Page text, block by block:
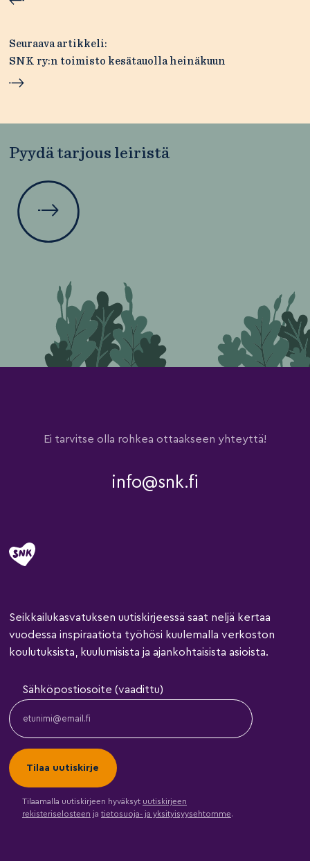
Seuraava artikkeli:
SNK ry:n toimisto kesätauolla heinäkuun
Pyydä tarjous leiristä
Ei tarvitse olla rohkea ottaakseen yhteyttä!
info@snk.fi
Seikkailukasvatuksen uutiskirjeessä saat neljä kertaa
vuodessa inspiraatiota työhösi kuulemalla verkoston
koulutuksista, kuulumisista ja ajankohtaisista asioista.
Sähköpostiosoite (vaadittu)
Tilaamalla uutiskirjeen hyväksyt uutiskirjeen
rekisteriselosteen ja tietosuoja- ja yksityisyysehtomme.